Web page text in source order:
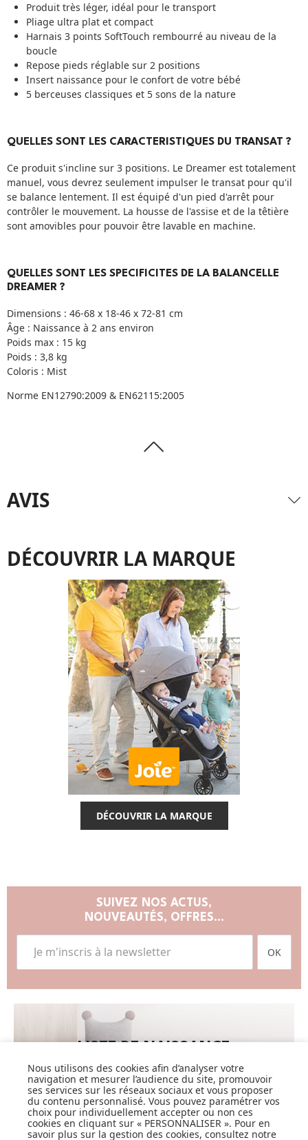
Produit très léger, idéal pour le transport
Pliage ultra plat et compact
Harnais 3 points SoftTouch rembourré au niveau de la
boucle
Repose pieds réglable sur 2 positions
Insert naissance pour le confort de votre bébé
5 berceuses classiques et 5 sons de la nature
QUELLES SONT LES CARACTERISTIQUES DU TRANSAT ?
Ce produit s'incline sur 3 positions. Le Dreamer est totalement
manuel, vous devrez seulement impulser le transat pour qu'il
se balance lentement. Il est équipé d'un pied d'arrêt pour
contrôler le mouvement. La housse de l'assise et de la têtière
sont amovibles pour pouvoir être lavable en machine.
QUELLES SONT LES SPECIFICITES DE LA BALANCELLE
DREAMER ?
Dimensions : 46-68 x 18-46 x 72-81 cm
Âge : Naissance à 2 ans environ
Poids max : 15 kg
Poids : 3,8 kg
Coloris : Mist
Norme EN12790:2009 & EN62115:2005
AVIS
DÉCOUVRIR LA MARQUE
DÉCOUVRIR LA MARQUE
SUIVEZ NOS ACTUS,
NOUVEAUTÉS, OFFRES...
OK
LISTE DE NAISSANCE
JE DÉCOUVRE
Nous utilisons des cookies afin d’analyser votre
navigation et mesurer l’audience du site, promouvoir
ses services sur les réseaux sociaux et vous proposer
du contenu personnalisé. Vous pouvez paramétrer vos
choix pour individuellement accepter ou non ces
cookies en cliquant sur « PERSONNALISER ». Pour en
savoir plus sur la gestion des cookies, consultez notre